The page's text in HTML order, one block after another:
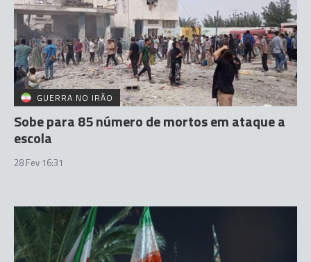
GUERRA NO IRÃO
Sobe para 85 número de mortos em ataque a
escola
28 Fev 16:31